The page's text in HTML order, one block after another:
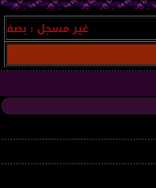
غير مسجل: بصفتك أحد